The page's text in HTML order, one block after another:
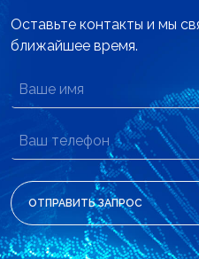
Оставьте контакты и мы
ближайшее время.
ОТПРАВИТЬ ЗАПРОС